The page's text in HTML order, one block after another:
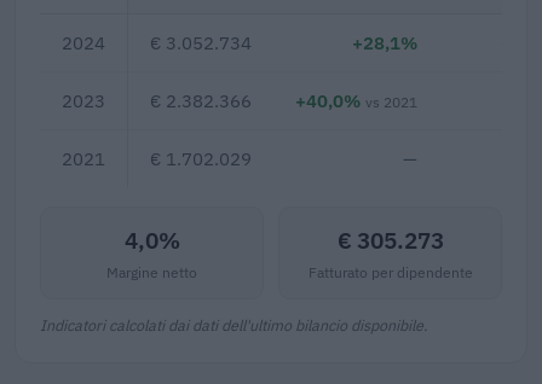
2024 € 3.052.734 +28,1%
2023 € 2.382.366 +40,0% vs 2021
2021 € 1.702.029 —
4,0%
Margine netto
€ 305.273
Fatturato per dipendente
Indicatori calcolati dai dati dell'ultimo bilancio disponibile.